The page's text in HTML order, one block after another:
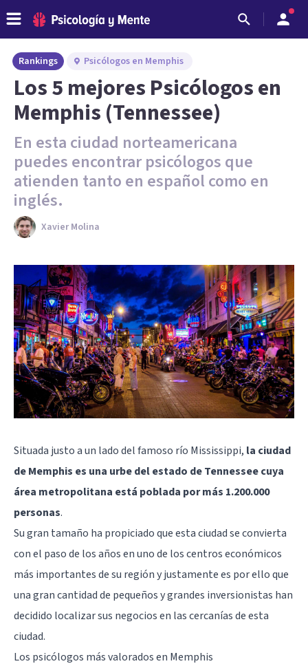
Rankings Psicólogos en Memphis
Los 5 mejores Psicólogos en
Memphis (Tennessee)
En esta ciudad norteamericana
puedes encontrar psicólogos que
atienden tanto en español como en
inglés.
Xavier Molina
Situada justo a un lado del famoso río Mississippi, la ciudad
de Memphis es una urbe del estado de Tennessee cuya
área metropolitana está poblada por más 1.200.000
personas.
Su gran tamaño ha propiciado que esta ciudad se convierta
con el paso de los años en uno de los centros económicos
más importantes de su región y justamente es por ello que
una gran cantidad de pequeños y grandes inversionistas han
decidido localizar sus negocios en las cercanías de esta
ciudad.
Los psicólogos más valorados en Memphis